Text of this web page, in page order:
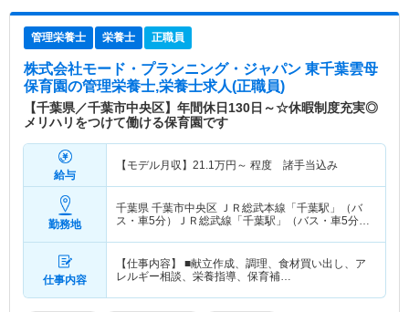
管理栄養士 栄養士 正職員
株式会社モード・プランニング・ジャパン 東千葉雲母
保育園の管理栄養士,栄養士求人(正職員)
【千葉県／千葉市中央区】年間休日130日～☆休暇制度充実◎
メリハリをつけて働ける保育園です
給与
【モデル月収】 21.1万円～ 程度 諸手当込み
勤務地
千葉県 千葉市中央区 ＪＲ総武本線「千葉駅」（バ
ス・車5分）ＪＲ総武線「千葉駅」（バス・車5分）
仕事内容
【仕事内容】 ■献立作成、調理、食材買い出し、ア
レルギー相談、栄養指導、保育補…